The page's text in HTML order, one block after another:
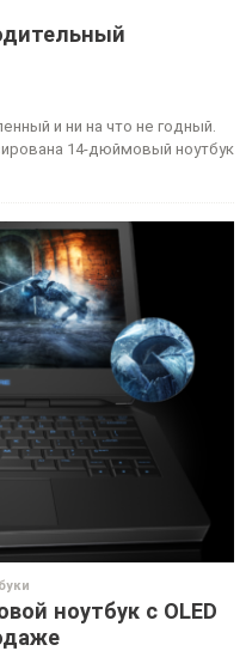
и ни на что не годный.
14-дюймовый ноутбук
ноутбук с OLED